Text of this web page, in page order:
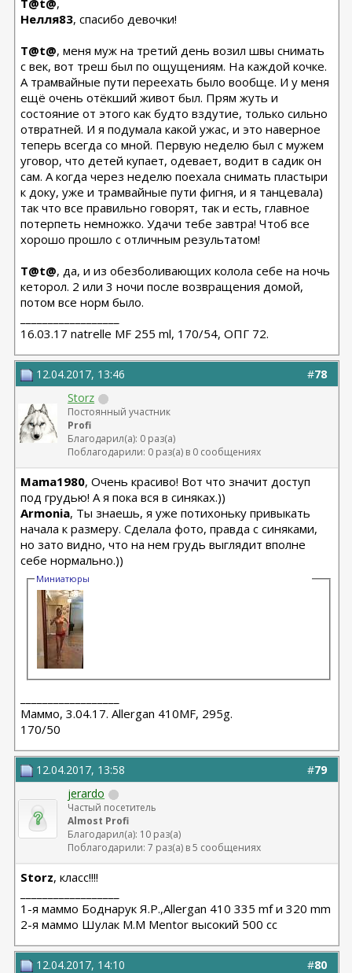
T@t@,
Нелля83, спасибо девочки!
T@t@, меня муж на третий день возил швы снимать
с век, вот треш был по ощущениям. На каждой кочке.
А трамвайные пути переехать было вообще. И у меня
ещё очень отёкший живот был. Прям жуть и
состояние от этого как будто вздутие, только сильно
отвратней. И я подумала какой ужас, и это наверное
теперь всегда со мной. Первую неделю был с мужем
уговор, что детей купает, одевает, водит в садик он
сам. А когда через неделю поехала снимать пластыри
к доку, уже и трамвайные пути фигня, и я танцевала)
так что все правильно говорят, так и есть, главное
потерпеть немножко. Удачи тебе завтра! Чтоб все
хорошо прошло с отличным результатом!
T@t@, да, и из обезболивающих колола себе на ночь
кеторол. 2 или 3 ночи после возвращения домой,
потом все норм было.
16.03.17 natrelle MF 255 ml, 170/54, ОПГ 72.
#78
12.04.2017, 13:46
Storz
Постоянный участник
Profi
Благодарил(а): 0 раз(а)
Поблагодарили: 0 раз(а) в 0 сообщениях
Mama1980, Очень красиво! Вот что значит доступ
под грудью! А я пока вся в синяках.))
Armonia, Ты знаешь, я уже потихоньку привыкать
начала к размеру. Сделала фото, правда с синяками,
но зато видно, что на нем грудь выглядит вполне
себе нормально.))
Миниатюры
Маммо, 3.04.17. Allergan 410MF, 295g.
170/50
#79
12.04.2017, 13:58
jerardo
Частый посетитель
Almost Profi
Благодарил(а): 10 раз(а)
Поблагодарили: 7 раз(а) в 5 сообщениях
Storz, класс!!!!
1-я маммо Боднарук Я.Р.,Allergan 410 335 mf и 320 mm
2-я маммо Шулак М.М Mentor высокий 500 сс
#80
12.04.2017, 14:10